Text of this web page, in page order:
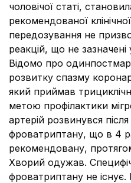
чоловічої статі,
рекомендованої
передозування не
реакцій, що не зазначені
Відомо про
розвитку спазму
який приймав
метою профілактики
артерій розвинувся
фроватриптану, що в 4
рекомендовану,
Хворий одужав.
фроватриптану не існує.